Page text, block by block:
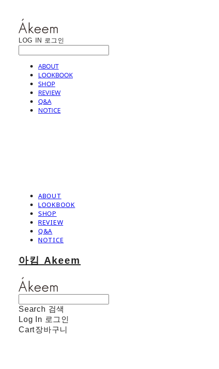
LOG IN 로그인
ABOUT
LOOKBOOK
SHOP
REVIEW
Q&A
NOTICE
ABOUT
LOOKBOOK
SHOP
REVIEW
Q&A
NOTICE
아킴 Akeem
Search 검색
Log In 로그인
Cart장바구니